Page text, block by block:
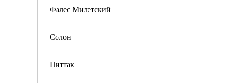
Фалес Милетский
Солон
Питтак